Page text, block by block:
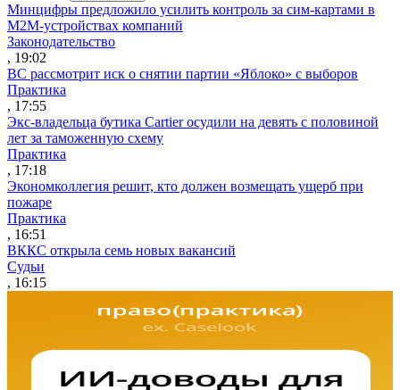
Минцифры предложило усилить контроль за сим-картами в
M2M-устройствах компаний
Законодательство
, 19:02
ВС рассмотрит иск о снятии партии «Яблоко» с выборов
Практика
, 17:55
Экс-владельца бутика Cartier осудили на девять с половиной
лет за таможенную схему
Практика
, 17:18
Экономколлегия решит, кто должен возмещать ущерб при
пожаре
Практика
, 16:51
ВККС открыла семь новых вакансий
Судьи
, 16:15